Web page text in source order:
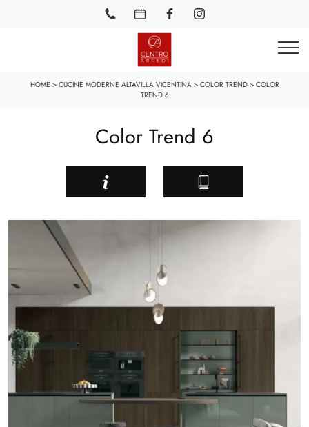
HOME > CUCINE MODERNE ALTAVILLA VICENTINA> COLOR TREND > COLOR
TREND 6
Color Trend 6